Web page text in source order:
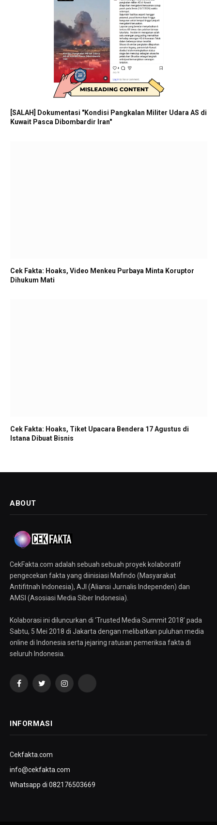
[SALAH] Dokumentasi "Kondisi Pangkalan Militer Udara AS di
Kuwait Pasca Dibombardir Iran"
Cek Fakta: Hoaks, Video Menkeu Purbaya Minta Koruptor
Dihukum Mati
Cek Fakta: Hoaks, Tiket Upacara Bendera 17 Agustus di
Istana Dibuat Bisnis
ABOUT
CekFakta.com adalah sebuah sebuah proyek kolaboratif
pengecekan fakta yang diinisiasi Mafindo (Masyarakat
Antifitnah Indonesia), AJI (Aliansi Jurnalis Independen) dan
AMSI (Asosiasi Media Siber Indonesia).
Kolaborasi ini diluncurkan di ‘Trusted Media Summit 2018’ pada
Sabtu, 5 Mei 2018 di Jakarta dengan melibatkan puluhan media
online di Indonesia serta jejaring ratusan pemeriksa fakta di
seluruh Indonesia.
FacebookTwitterInstagramYouTube
INFORMASI
Cekfakta.com
info@cekfakta.com
Whatsapp di 082176503669